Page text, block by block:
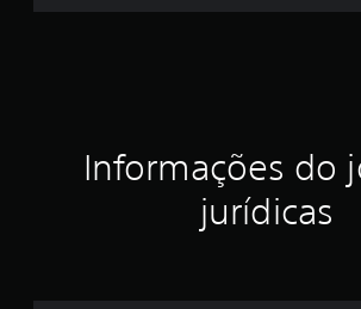
Informações do
jurídicas